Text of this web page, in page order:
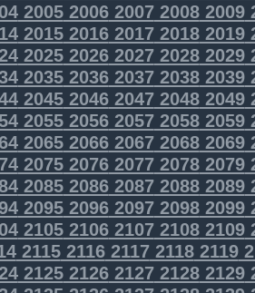
20052006200720082009
20152016201720182019
20252026202720282029
20352036203720382039
20452046204720482049
20552056205720582059
20652066206720682069
20752076207720782079
20852086208720882089
20952096209720982099
21052106210721082109
21152116211721182119
21252126212721282129